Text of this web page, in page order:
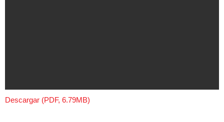
Descargar (PDF, 6.79MB)